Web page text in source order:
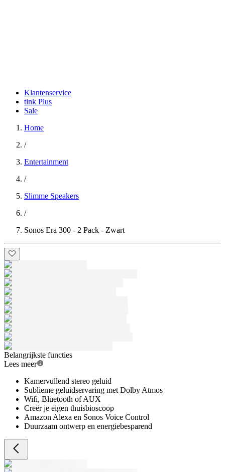
Klantenservice
tink Plus
Sale
Home
/
Entertainment
/
Slimme Speakers
/
Sonos Era 300 - 2 Pack - Zwart
Belangrijkste functies
Lees meer
Kamervullend stereo geluid
Sublieme geluidservaring met Dolby Atmos
Wifi, Bluetooth of AUX
Creër je eigen thuisbioscoop
Amazon Alexa en Sonos Voice Control
Duurzaam ontwerp en energiebesparend